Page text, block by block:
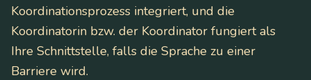
Koordinationsprozess integriert, und die
Koordinatorin bzw. der Koordinator fungiert als
Ihre Schnittstelle, falls die Sprache zu einer
Barriere wird.